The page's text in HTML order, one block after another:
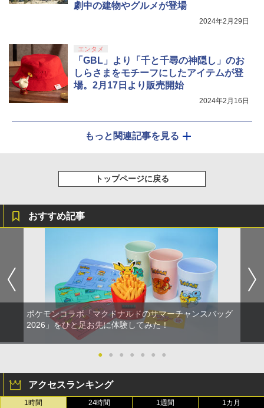
劇中の建物やグルメが登場
2024年2月29日
エンタメ
「GBL」より「千と千尋の神隠し」のお
しらさまをモチーフにしたアイテムが登
場。2月17日より販売開始
2024年2月16日
もっと関連記事を見る
トップページに戻る
おすすめ記事
ポケモンコラボ「マクドナルドのサマーチャンスバッグ
2026」をひと足お先に体験してみた！
● ● ● ● ● ● ●
アクセスランキング
1時間 24時間 1週間 1カ月